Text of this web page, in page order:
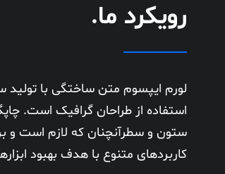
رویکرد ما.
لورم ایپسوم متن ساختگی با
استفاده از طراحان گرافیک است.
ستون و سطرآنچنان که لازم است و
کاربردهای متنوع با هدف بهبود